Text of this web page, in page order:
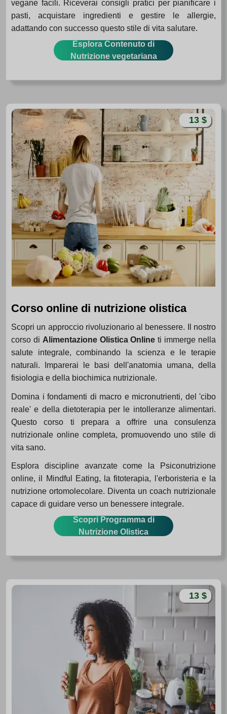
vegane facili. Riceverai consigli pratici per pianificare i
pasti, acquistare ingredienti e gestire le allergie,
adattando con successo questo stile di vita salutare.
Esplora Contenuto di
Nutrizione vegetariana
Corso online di nutrizione olistica
13 $
Scopri un approccio rivoluzionario al benessere. Il nostro
corso di Alimentazione Olistica Online ti immerge nella
salute integrale, combinando la scienza e le terapie
naturali. Imparerai le basi dell'anatomia umana, della
fisiologia e della biochimica nutrizionale.
Domina i fondamenti di macro e micronutrienti, del 'cibo
reale' e della dietoterapia per le intolleranze alimentari.
Questo corso ti prepara a offrire una consulenza
nutrizionale online completa, promuovendo uno stile di
vita sano.
Esplora discipline avanzate come la Psiconutrizione
online, il Mindful Eating, la fitoterapia, l'erboristeria e la
nutrizione ortomolecolare. Diventa un coach nutrizionale
capace di guidare verso un benessere integrale.
Scopri Programma di
Nutrizione Olistica
13 $